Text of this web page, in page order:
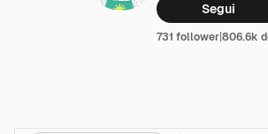
Segui
731 follower|806.6k